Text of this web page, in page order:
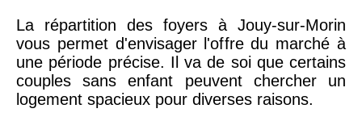
La répartition des foyers à Jouy-sur-Morin
vous permet d'envisager l'offre du marché à
une période précise. Il va de soi que certains
couples sans enfant peuvent chercher un
logement spacieux pour diverses raisons.